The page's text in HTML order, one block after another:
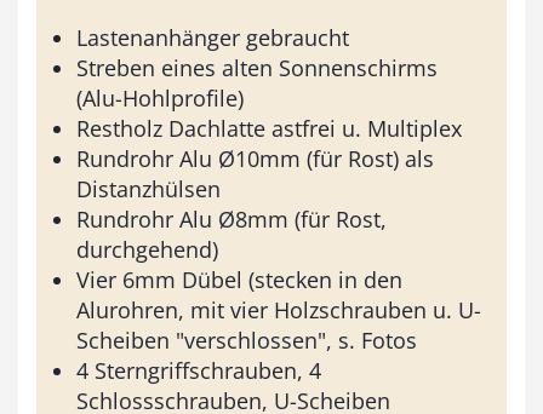
Lastenanhänger gebraucht
Streben eines alten Sonnenschirms
(Alu-Hohlprofile)
Restholz Dachlatte astfrei u. Multiplex
Rundrohr Alu Ø10mm (für Rost) als
Distanzhülsen
Rundrohr Alu Ø8mm (für Rost,
durchgehend)
Vier 6mm Dübel (stecken in den
Alurohren, mit vier Holzschrauben u. U-
Scheiben "verschlossen", s. Fotos
4 Sterngriffschrauben, 4
Schlossschrauben, U-Scheiben